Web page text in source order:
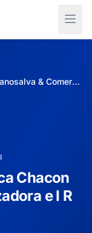
Empresa Carolina Angelica Chacon Manosalva & Comercializadora e I R L
Chacon
e I R